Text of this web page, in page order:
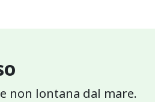
non lontana dal mare.